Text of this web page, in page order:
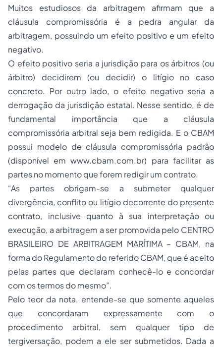
Muitos estudiosos da arbitragem afirmam que a
cláusula compromissória é a pedra angular da
arbitragem, possuindo um efeito positivo e um efeito
negativo.
O efeito positivo seria a jurisdição para os árbitros (ou
árbitro) decidirem (ou decidir) o litígio no caso
concreto. Por outro lado, o efeito negativo seria a
derrogação da jurisdição estatal. Nesse sentido, é de
fundamental importância que a cláusula
compromissória arbitral seja bem redigida. E o CBAM
possui modelo de cláusula compromissória padrão
(disponível em www.cbam.com.br) para facilitar as
partes no momento que forem redigir um contrato.
“As partes obrigam-se a submeter qualquer
divergência, conflito ou litígio decorrente do presente
contrato, inclusive quanto à sua interpretação ou
execução, a arbitragem a ser promovida pelo CENTRO
BRASILEIRO DE ARBITRAGEM MARÍTIMA – CBAM, na
forma do Regulamento do referido CBAM, que é aceito
pelas partes que declaram conhecê-lo e concordar
com os termos do mesmo”.
Pelo teor da nota, entende-se que somente aqueles
que concordaram expressamente com o
procedimento arbitral, sem qualquer tipo de
tergiversação, podem a ele ser submetidos. Dada a